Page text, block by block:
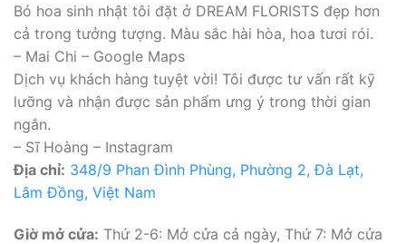
Bó hoa sinh nhật tôi đặt ở DREAM FLORISTS đẹp hơn
cả trong tưởng tượng. Màu sắc hài hòa, hoa tươi rói.
– Mai Chi – Google Maps
Dịch vụ khách hàng tuyệt vời! Tôi được tư vấn rất kỹ
lưỡng và nhận được sản phẩm ưng ý trong thời gian
ngắn.
– Sĩ Hoàng – Instagram
Địa chỉ: 348/9 Phan Đình Phùng, Phường 2, Đà Lạt,
Lâm Đồng, Việt Nam
Giờ mở cửa: Thứ 2-6: Mở cửa cả ngày, Thứ 7: Mở cửa